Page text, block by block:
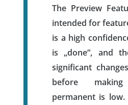
The Preview
intended for
is a high
is „done“, and
significant
before
permanent is